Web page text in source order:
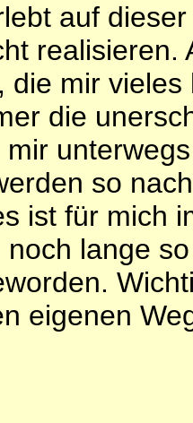
auf
die mir
die
so
ist für mich
lange
eigenen